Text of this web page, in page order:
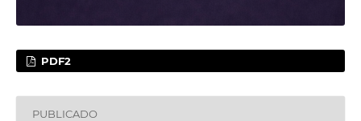
PDF2
PUBLICADO